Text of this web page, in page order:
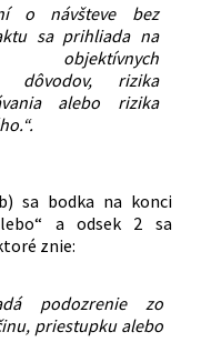
o návšteve bez
sa prihliada na
objektívnych
dôvodov, rizika
alebo rizika
sa bodka na konci
a odsek 2 sa
znie:
podozrenie zo
priestupku alebo